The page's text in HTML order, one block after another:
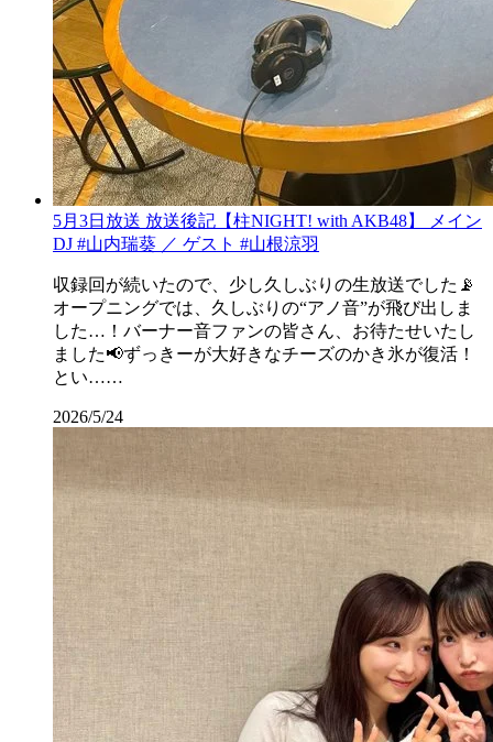
5月3日放送 放送後記【柱NIGHT! with AKB48】 メイン
DJ #山内瑞葵 ／ ゲスト #山根涼羽
収録回が続いたので、少し久しぶりの生放送でした📡
オープニングでは、久しぶりの“アノ音”が飛び出しま
した…！バーナー音ファンの皆さん、お待たせいたし
ました📢ずっきーが大好きなチーズのかき氷が復活！
とい……
2026/5/24